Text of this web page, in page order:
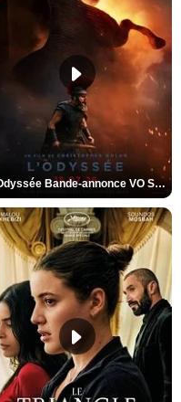
L'Odyssée Bande-annonce VO STFR